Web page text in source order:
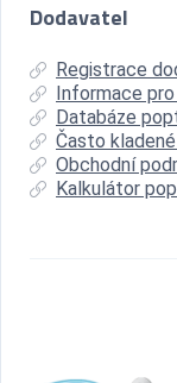
Dodavatel
Registrace
Informace
Databáze
Často
Obchodní
Kalkulátor